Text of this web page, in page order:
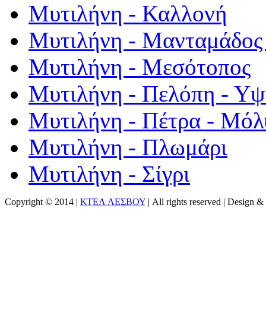
Μυτιλήνη - Καλλονή
Μυτιλήνη - Μανταμάδος
Μυτιλήνη - Μεσότοπος
Μυτιλήνη - Πελόπη -
Μυτιλήνη - Πέτρα -
Μυτιλήνη - Πλωμάρι
Μυτιλήνη - Σίγρι
Copyright © 2014 | ΚΤΕΛ ΛΕΣΒΟΥ | All rights reserved | Design &